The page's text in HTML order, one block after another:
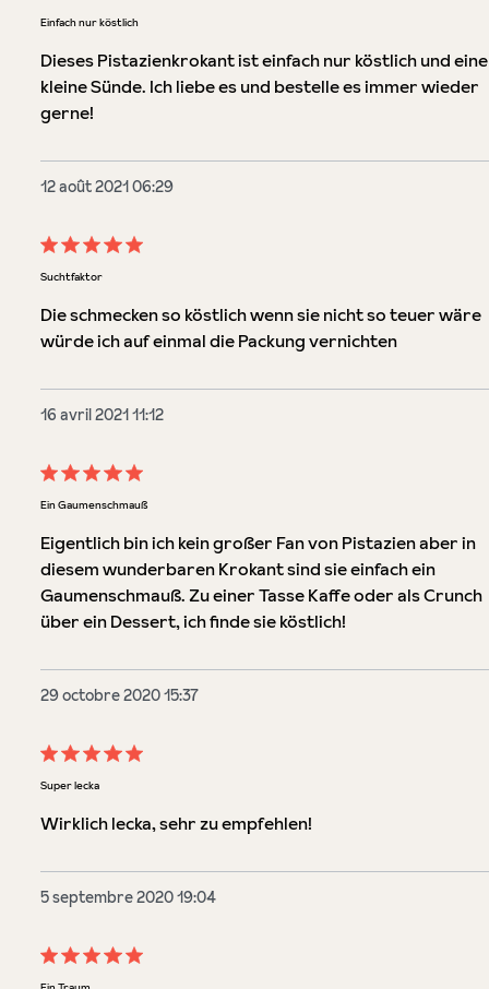
Évaluation avec une note de 5 sur 5 étoiles
Einfach nur köstlich
Dieses Pistazienkrokant ist einfach nur köstlich und eine
kleine Sünde. Ich liebe es und bestelle es immer wieder
gerne!
12 août 2021 06:29
Évaluation avec une note de 5 sur 5 étoiles
Suchtfaktor
Die schmecken so köstlich wenn sie nicht so teuer wäre
würde ich auf einmal die Packung vernichten
16 avril 2021 11:12
Évaluation avec une note de 5 sur 5 étoiles
Ein Gaumenschmauß
Eigentlich bin ich kein großer Fan von Pistazien aber in
diesem wunderbaren Krokant sind sie einfach ein
Gaumenschmauß. Zu einer Tasse Kaffe oder als Crunch
über ein Dessert, ich finde sie köstlich!
29 octobre 2020 15:37
Évaluation avec une note de 5 sur 5 étoiles
Super lecka
Wirklich lecka, sehr zu empfehlen!
5 septembre 2020 19:04
Évaluation avec une note de 5 sur 5 étoiles